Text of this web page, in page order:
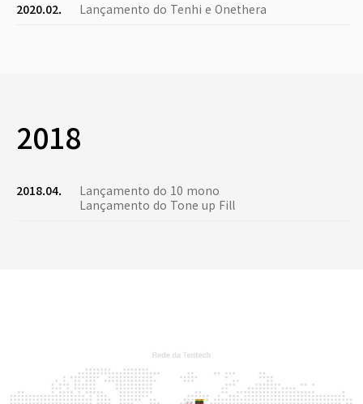
2020.02.
Lançamento do Tenhi e Onethera
2018
2018.04.
Lançamento do 10 mono
Lançamento do Tone up Fill